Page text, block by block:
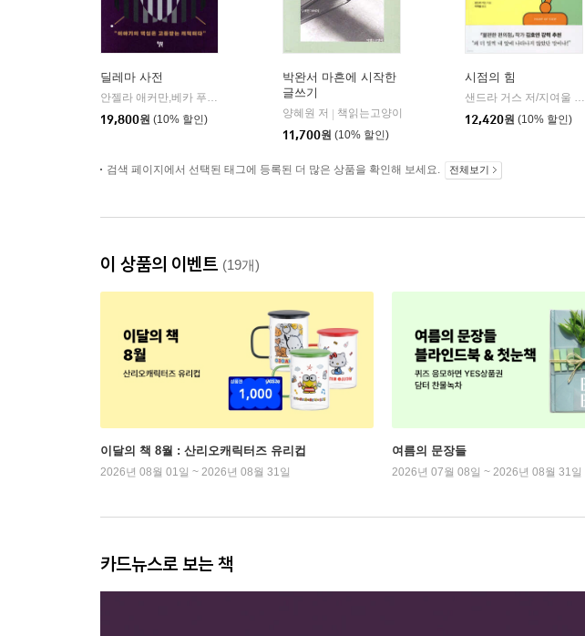
딜레마 사전
안젤라 애커만,베카 푸글리시 저/오수원 역 | 윌북(willbook)
19,800원 (10% 할인)
박완서 마흔에 시작한
글쓰기
양혜원 저
책읽는고양이
11,700원 (10% 할인)
시점의 힘
샌드라 거스 저/지여울 역
12,420원 (10% 할인)
검색 페이지에서 선택된 태그에 등록된 더 많은 상품을 확인해 보세요. 전체보기
이 상품의 이벤트 (19개)
이달의 책 8월 : 산리오캐릭터즈 유리컵
2026년 08월 01일 ~ 2026년 08월 31일
여름의 문장들
2026년 07월 08일 ~ 2026년 08월 31일
카드뉴스로 보는 책